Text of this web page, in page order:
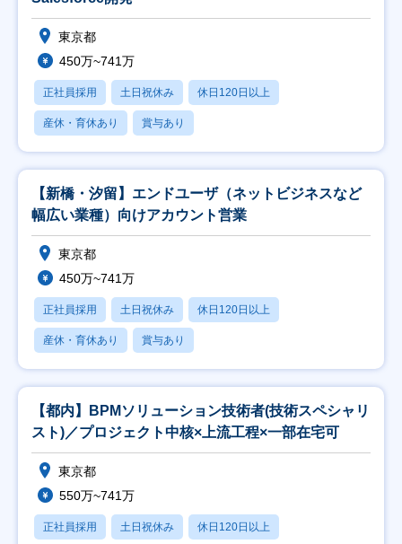
東京都
450万~741万
正社員採用 土日祝休み 休日120日以上
産休・育休あり 賞与あり
【新橋・汐留】エンドユーザ（ネットビジネスなど
幅広い業種）向けアカウント営業
東京都
450万~741万
正社員採用 土日祝休み 休日120日以上
産休・育休あり 賞与あり
【都内】BPMソリューション技術者(技術スペシャリ
スト)／プロジェクト中核×上流工程×一部在宅可
東京都
550万~741万
正社員採用 土日祝休み 休日120日以上